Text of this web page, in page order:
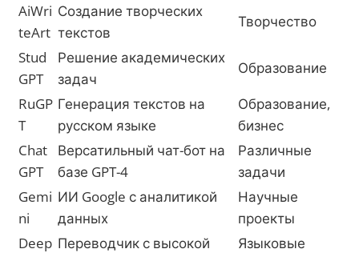
AiWri
teArt
Создание творческих
текстов
Творчество
Stud
GPT
Решение академических
задач
Образование
RuGP
T
Генерация текстов на
русском языке
Образование,
бизнес
Chat
GPT
Версатильный чат-бот на
базе GPT-4
Различные
задачи
Gemi
ni
ИИ Google с аналитикой
данных
Научные
проекты
Deep Переводчик с высокой
Языковые